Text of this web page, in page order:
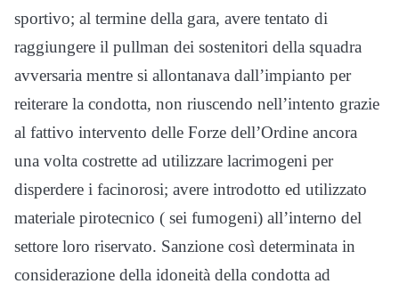
sportivo; al termine della gara, avere tentato di
raggiungere il pullman dei sostenitori della squadra
avversaria mentre si allontanava dall’impianto per
reiterare la condotta, non riuscendo nell’intento grazie
al fattivo intervento delle Forze dell’Ordine ancora
una volta costrette ad utilizzare lacrimogeni per
disperdere i facinorosi; avere introdotto ed utilizzato
materiale pirotecnico ( sei fumogeni) all’interno del
settore loro riservato. Sanzione così determinata in
considerazione della idoneità della condotta ad